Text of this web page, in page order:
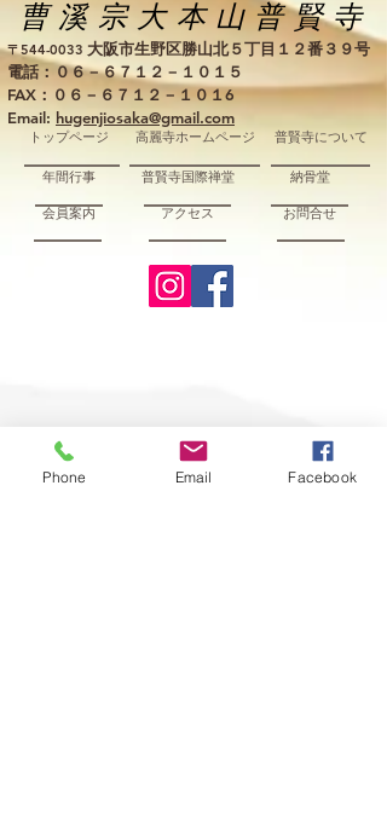
曹溪宗大本山普賢寺
〒544-0033 大阪市生野区勝山北５丁目１２番３９号
電話： ０６－６７１２－１０１５
FAX：０６－６７１２－１０１6
Email: hugenjiosaka@gmail.com
トップページ 普賢寺について
年間行事 普賢寺国際禅堂 納骨堂
会員案内 アクセス お問合せ
高麗寺ホームページ
Phone Email Facebook